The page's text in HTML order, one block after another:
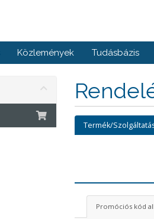
Közlemények Tudásbázis
Termék/
Promóciós kód